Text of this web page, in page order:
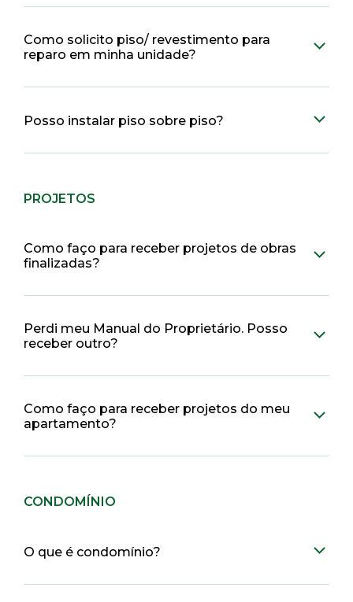
Como solicito piso/ revestimento para
reparo em minha unidade?
Posso instalar piso sobre piso?
PROJETOS
Como faço para receber projetos de obras
finalizadas?
Perdi meu Manual do Proprietário. Posso
receber outro?
Como faço para receber projetos do meu
apartamento?
CONDOMÍNIO
O que é condomínio?